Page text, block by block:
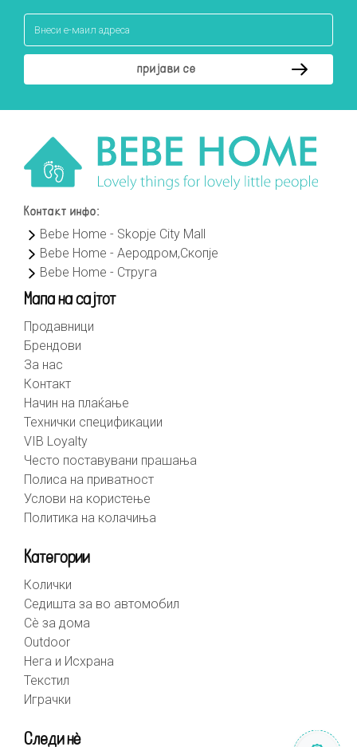
Контакт инфо:
Bebe Home - Skopje City Mall
Bebe Home - Аеродром,Скопје
Bebe Home - Струга
Мапа на сајтот
Продавници
Брендови
За нас
Контакт
Начин на плаќање
Технички спецификации
VIB Loyalty
Често поставувани прашања
Полиса на приватност
Услови на користење
Политика на колачиња
Категории
Колички
Седишта за во автомобил
Сè за дома
Outdoor
Нега и Исхрана
Текстил
Играчки
Следи нè